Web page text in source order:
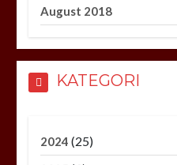
August 2018
KATEGORI
2024 (25)